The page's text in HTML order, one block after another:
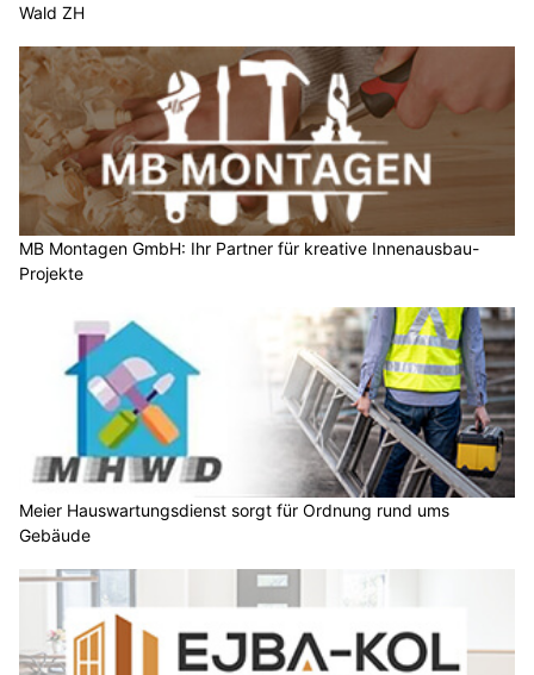
Wald ZH
MB Montagen GmbH: Ihr Partner für kreative Innenausbau-
Projekte
Meier Hauswartungsdienst sorgt für Ordnung rund ums
Gebäude